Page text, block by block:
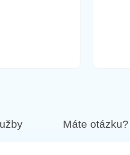
Máte otázku?